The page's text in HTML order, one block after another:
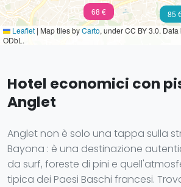
68 € 85
Leaflet | Map tiles byCarto, under CC BY 3.0.
ODbL.
Hotel economici con
Anglet
Anglet non è solo una tappa sulla
Bayona : è una destinazione
da surf, foreste di pini e
tipica dei Paesi Baschi francesi.